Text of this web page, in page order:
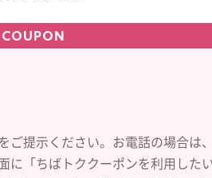
COUPON
ご提示ください。お電話の場合は
に「ちばトククーポンを利用した